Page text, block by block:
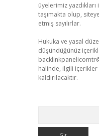
üyelerimiz
taşımakta olup,
etmiş sayılırlar.
Hukuka ve yasal
düşündüğünüz
halinde, ilgili
kaldırılacaktır.